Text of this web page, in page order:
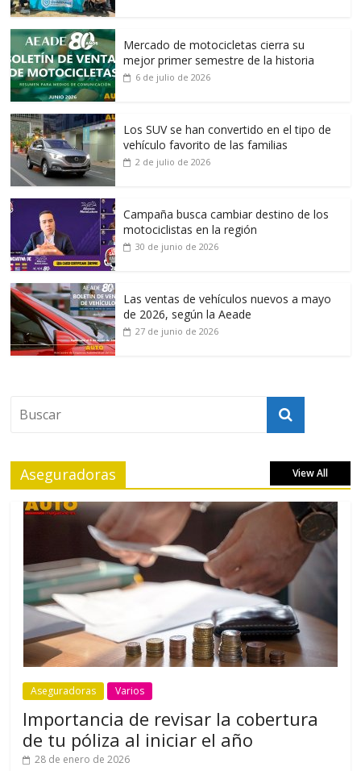
Mercado de motocicletas cierra su
mejor primer semestre de la historia
6 de julio de 2026
Los SUV se han convertido en el tipo de
vehículo favorito de las familias
2 de julio de 2026
Campaña busca cambiar destino de los
motociclistas en la región
30 de junio de 2026
Las ventas de vehículos nuevos a mayo
de 2026, según la Aeade
27 de junio de 2026
Aseguradoras View All
Aseguradoras Varios
Importancia de revisar la cobertura
de tu póliza al iniciar el año
28 de enero de 2026